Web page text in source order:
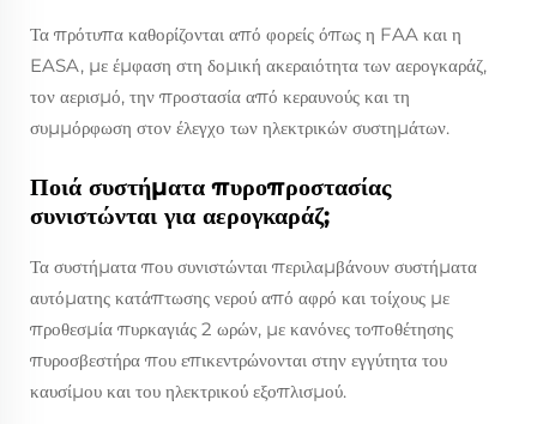
Τα πρότυπα καθορίζονται από φορείς όπως η FAA και η
EASA, με έμφαση στη δομική ακεραιότητα των αερογκαράζ,
τον αερισμό, την προστασία από κεραυνούς και τη
συμμόρφωση στον έλεγχο των ηλεκτρικών συστημάτων.
Ποιά συστήματα πυροπροστασίας
συνιστώνται για αερογκαράζ;
Τα συστήματα που συνιστώνται περιλαμβάνουν συστήματα
αυτόματης κατάπτωσης νερού από αφρό και τοίχους με
προθεσμία πυρκαγιάς 2 ωρών, με κανόνες τοποθέτησης
πυροσβεστήρα που επικεντρώνονται στην εγγύτητα του
καυσίμου και του ηλεκτρικού εξοπλισμού.